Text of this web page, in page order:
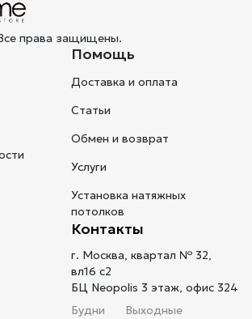
права защищены.
Помощь
Доставка и оплата
Статьи
Обмен и возврат
Услуги
Установка натяжных
потолков
Контакты
г. Москва, квартал № 32,
вл16 с2
БЦ Neopolis 3 этаж, офис 324
Будни
Выходные